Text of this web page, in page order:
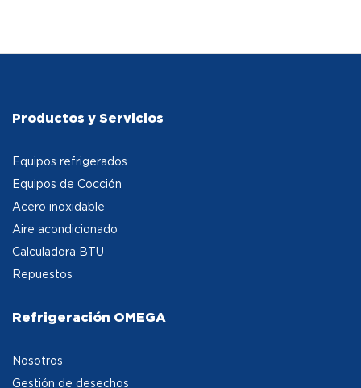
Productos y Servicios
Equipos refrigerados
Equipos de Cocción
Acero inoxidable
Aire acondicionado
Calculadora BTU
Repuestos
Refrigeración OMEGA
Nosotros
Gestión de desechos